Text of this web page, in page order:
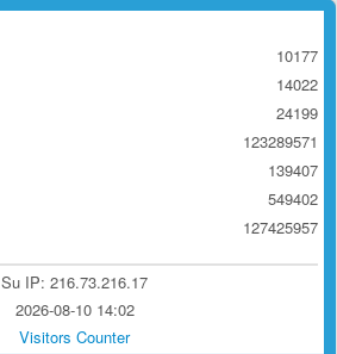
10177
14022
24199
123289571
139407
549402
127425957
Su IP: 216.73.216.17
2026-08-10 14:02
Visitors Counter